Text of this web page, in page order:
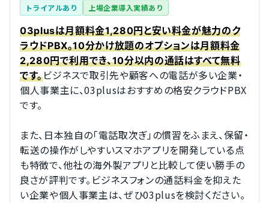
トライアルあり
上場企業導入実績あり
03plusは月額料金1,280円と安い料金が魅力のク
ラウドPBX。10分かけ放題のオプションは月額料金
2,280円で利用でき、10分以内の通話はすべて無料
です。ビジネスで取引先や顧客への電話が多い企業・
個人事業主に、03plusはおすすめの格安クラウドPBX
です。
また、日本独自の「電話取次ぎ」の慣習をふまえ、保留・
転送の操作がしやすいスマホアプリを開発している点
も特徴で、他社の海外製アプリと比較して使い勝手の
良さが評判です。ビジネスフォンの通話料金を抑えた
い企業や個人事業主は、ぜひ03plusを検討ください。